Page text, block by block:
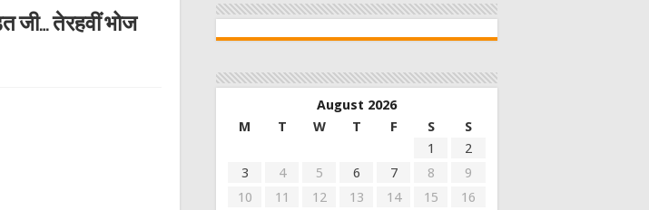
जी… तेरहवीं भोज
August 2026
M
T W T F S
S
1
2
3
4 5 6 7 8
9
10
11 12 13 14 15
16